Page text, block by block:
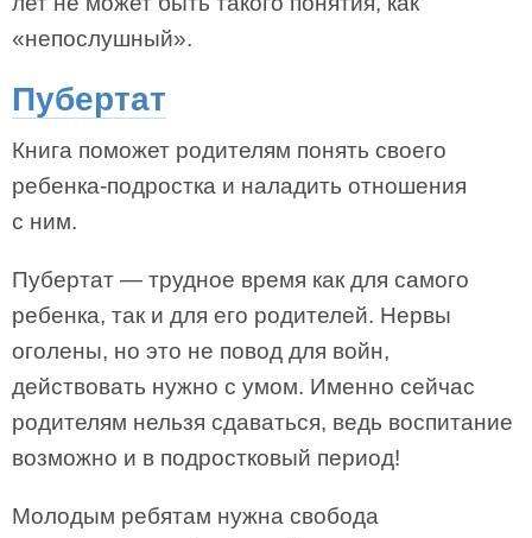
«непослушный».
Пубертат
Книга поможет родителям понять своего
ребенка-подростка и наладить отношения
с ним.
Пубертат — трудное время как для самого
ребенка, так и для его родителей. Нервы
оголены, но это не повод для войн,
действовать нужно с умом. Именно сейчас
родителям нельзя сдаваться, ведь воспитание
возможно и в подростковый период!
Молодым ребятам нужна свобода